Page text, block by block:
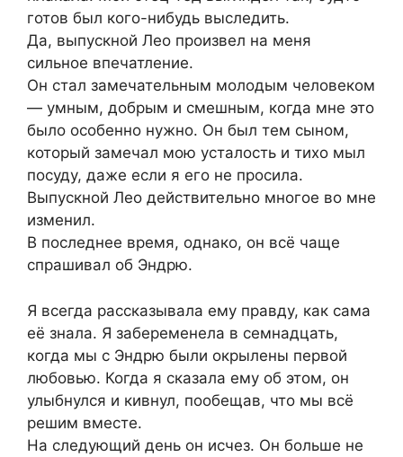
готов был кого-нибудь выследить.
Да, выпускной Лео произвел на меня
сильное впечатление.
Он стал замечательным молодым человеком
— умным, добрым и смешным, когда мне это
было особенно нужно. Он был тем сыном,
который замечал мою усталость и тихо мыл
посуду, даже если я его не просила.
Выпускной Лео действительно многое во мне
изменил.
В последнее время, однако, он всё чаще
спрашивал об Эндрю.
Я всегда рассказывала ему правду, как сама
её знала. Я забеременела в семнадцать,
когда мы с Эндрю были окрылены первой
любовью. Когда я сказала ему об этом, он
улыбнулся и кивнул, пообещав, что мы всё
решим вместе.
На следующий день он исчез. Он больше не